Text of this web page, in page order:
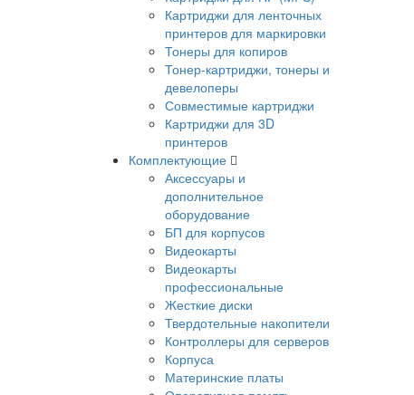
Картриджи для ленточных
принтеров для маркировки
Тонеры для копиров
Тонер-картриджи, тонеры и
девелоперы
Совместимые картриджи
Картриджи для 3D
принтеров
Комплектующие
Аксессуары и
дополнительное
оборудование
БП для корпусов
Видеокарты
Видеокарты
профессиональные
Жесткие диски
Твердотельные накопители
Контроллеры для серверов
Корпуса
Материнские платы